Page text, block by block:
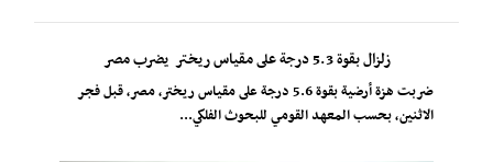
زلزال بقوة 5.3 درجة على مقياس ريختر يضرب مصر
ضربت هزة أرضية بقوة 5.6 درجة على مقياس ريختر، مصر، قبل فجر
الاثنين، بحسب المعهد القومي للبحوث الفلكي...